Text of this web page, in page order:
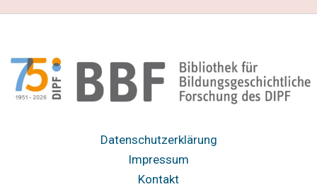
Datenschutzerklärung
Impressum
Kontakt